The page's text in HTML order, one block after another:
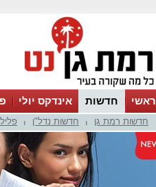
ראשי חדשות אינדקס יולי
ווטסאפ
חדשות רמת גן חדשות נדל"ן